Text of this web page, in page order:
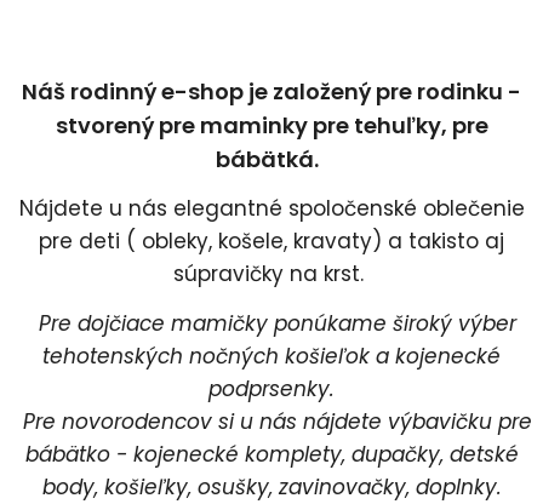
Náš rodinný e-shop je založený pre rodinku -
stvorený pre maminky pre tehuľky, pre
bábätká.
Nájdete u nás elegantné spoločenské oblečenie
pre deti ( obleky, košele, kravaty) a takisto aj
súpravičky na krst.
Pre dojčiace mamičky ponúkame široký výber
tehotenských nočných košieľok a kojenecké
podprsenky.
Pre novorodencov si u nás nájdete výbavičku pre
bábätko - kojenecké komplety, dupačky, detské
body, košieľky, osušky, zavinovačky, doplnky.